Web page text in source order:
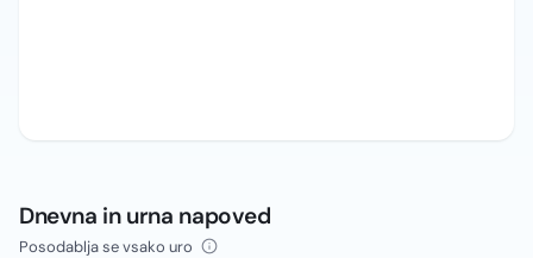
Dnevna in urna napoved
Posodablja se vsako uro